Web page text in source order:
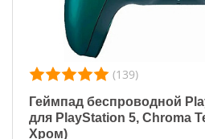
(139)
Геймпад беспроводной
для PlayStation 5, Chroma
Хром)